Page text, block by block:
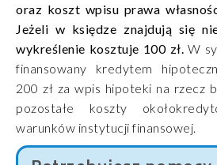
oraz koszt wpisu prawa
Jeżeli w księdze znajdują się
wykreślenie kosztuje 100 zł. W
finansowany kredytem
200 zł za wpis hipoteki na rzecz
pozostałe koszty
warunków instytucji finansowej.